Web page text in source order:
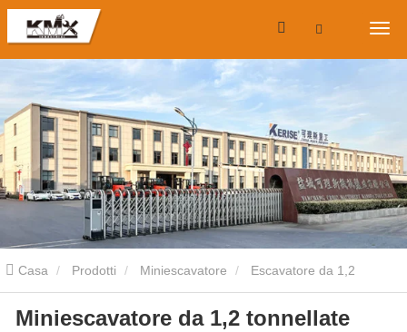
Casa Prodotti Miniescavatore Escavatore da 1,2
tonnellate Minsabisavator da 1.2 strumento
Miniescavatore da 1,2 tonnellate